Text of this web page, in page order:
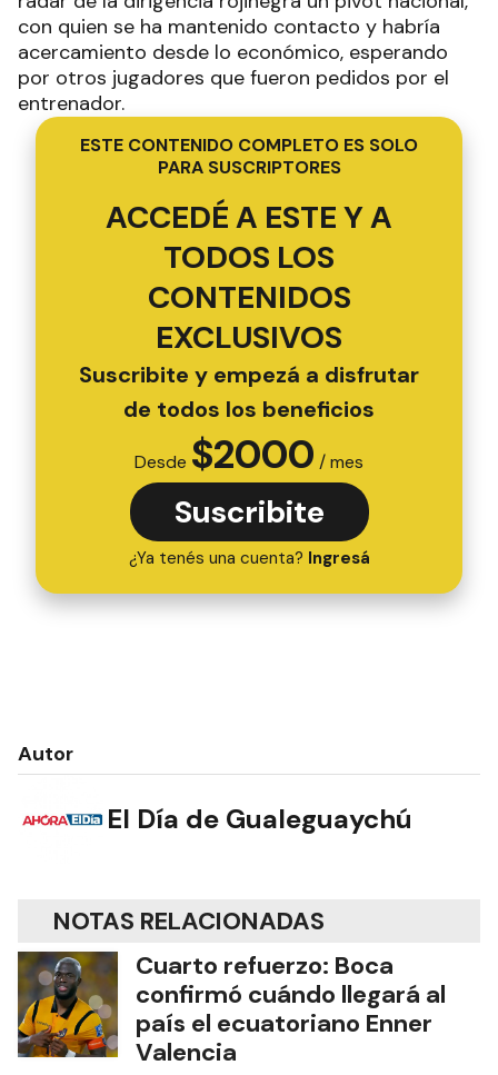
con quien se ha mantenido contacto y habría
acercamiento desde lo económico, esperando
por otros jugadores que fueron pedidos por el
entrenador.
ESTE CONTENIDO COMPLETO ES SOLO
PARA SUSCRIPTORES
ACCEDÉ A ESTE Y A
TODOS LOS
CONTENIDOS
EXCLUSIVOS
Suscribite y empezá a disfrutar
de todos los beneficios
Desde $2000 / mes
Suscribite
¿Ya tenés una cuenta? Ingresá
Autor
El Día de Gualeguaychú
NOTAS RELACIONADAS
Cuarto refuerzo: Boca
confirmó cuándo llegará al
país el ecuatoriano Enner
Valencia